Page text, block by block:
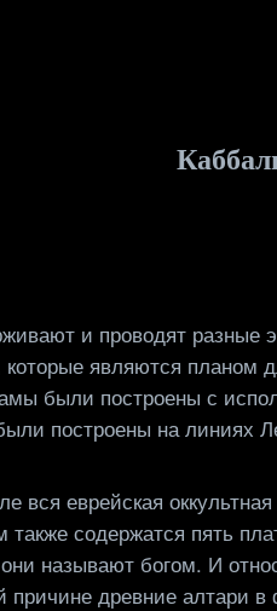
и проводят разные
которые являются планом
были построены с
построены на линиях
вся еврейская
также содержатся пять
называют богом. И
причине древние алтари